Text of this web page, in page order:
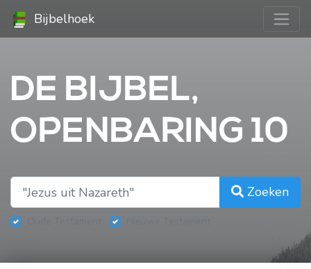
Bijbelhoek
DE BIJBEL,
OPENBARING 10
Zoeken